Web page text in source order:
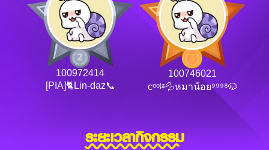
100972414
[PIA]🐈Lin-daz📞
100746021
ᴄᵒᵒᶪᶽ💦หมาน้อย⁹⁹⁹⁸🐶
ระยะเวลากิจกรรม